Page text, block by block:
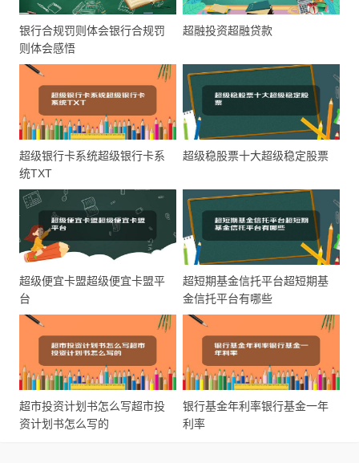
银行合规罚则体会银行合规罚
则体会感悟
超融投资超融贷款
超级银行卡系统超级银行卡系
统TXT
超级稳股票十大超级稳定股票
超级便宜卡盟超级便宜卡盟平
台
超短期基金信托平台超短期基
金信托平台有哪些
超市投资计划书怎么写超市投
资计划书怎么写的
银行基金年利率银行基金一年
利率